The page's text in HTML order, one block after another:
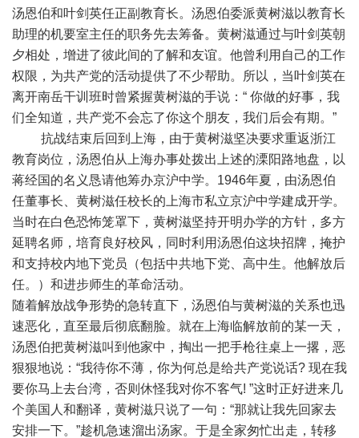
汤恩伯和叶剑英任正副教育长。汤恩伯委派黄树滋以教育长
助理的机要室主任的职务先去筹备。黄树滋通过与叶剑英朝
夕相处，增进了彼此间的了解和友谊。他曾利用自己的工作
权限，为共产党的活动提供了不少帮助。所以，当叶剑英在
离开南岳干训班时曾紧握黄树滋的手说：“ 你做的好事，我
们全知道，共产党不会忘了你这个朋友，我们后会有期。”
抗战结束后回到上海，由于黄树滋坚决要求重返浙江
教育岗位，汤恩伯从上海办事处拨出上述的溧阳路地盘，以
蒋经国的名义恳请他筹办京沪中学。1946年夏，由汤恩伯
任董事长、黄树滋任校长的上海市私立京沪中学建成开学。
当时在白色恐怖笼罩下，黄树滋坚持开明办学的方针，多方
延聘名师，培育良好校风，同时利用汤恩伯这块招牌，掩护
和支持校内地下党员（包括中共地下党、高中生。他解放后
任。）和进步师生的革命活动。
随着解放战争形势的急转直下，汤恩伯与黄树滋的关系也迅
速恶化，直至最后彻底翻脸。就在上海临解放前的某一天，
汤恩伯把黄树滋叫到他家中，掏出一把手枪往桌上一撂，恶
狠狠地说：“我待你不薄，你为何总是给共产党说话? 现在我
要你马上去台湾，否则休怪我对你不客气! ”这时正好进来几
个美国人和翻译，黄树滋只说了一句：“那就让我先回家去
安排一下。”趁机急速溜出汤家。于是全家匆忙出走，转移